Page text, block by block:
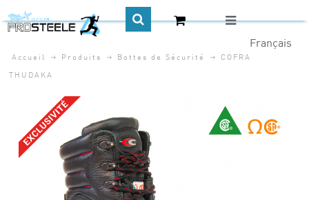
CA$
Accueil Produits Bottes de Sécurité
COFRA
THUDAKA